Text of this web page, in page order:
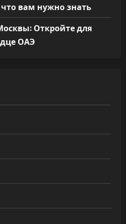
вам нужно знать
Откройте для
ОАЭ